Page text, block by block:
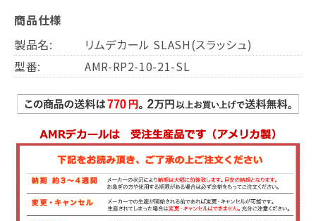
商品仕様
製品名:
リムデカール SLASH(スラッシュ)
型番:
AMR-RP2-10-21-SL